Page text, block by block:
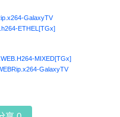
GalaxyTV
ETHEL[TGx]
MIXED[TGx]
GalaxyTV